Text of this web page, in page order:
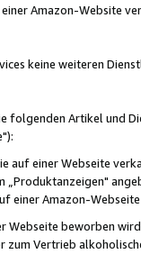
Amazon-Website
keine weiteren
folgenden Artikel und
auf einer Webseite
„Produktanzeigen"
einer Amazon-
Webseite beworben
Vertrieb